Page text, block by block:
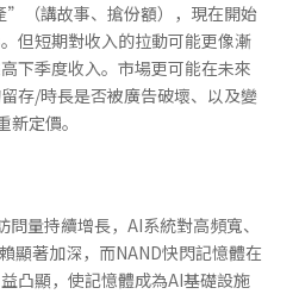
（講故事、搶份額），現在開始
但短期對收入的拉動可能更像漸
下季度收入。市場更可能在未來
存/時長是否被廣告破壞、以及變
定價。
量持續增長，AI系統對高頻寬、
顯著加深，而NAND快閃記憶體在
凸顯，使記憶體成為AI基礎設施